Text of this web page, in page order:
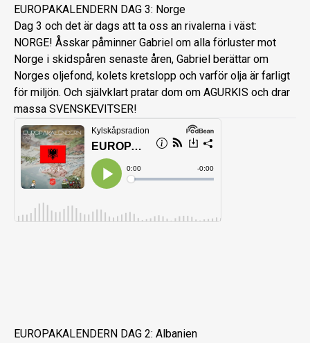
EUROPAKALENDERN DAG 3: Norge
Dag 3 och det är dags att ta oss an rivalerna i väst:
NORGE! Åsskar påminner Gabriel om alla förluster mot
Norge i skidspåren senaste åren, Gabriel berättar om
Norges oljefond, kolets kretslopp och varför olja är farligt
för miljön. Och självklart pratar dom om AGURKIS och drar
massa SVENSKEVITSER!
EUROPAKALENDERN DAG 2: Albanien